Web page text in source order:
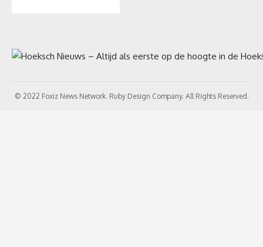
© 2022 Foxiz News Network. Ruby Design Company. All Rights Reserved.